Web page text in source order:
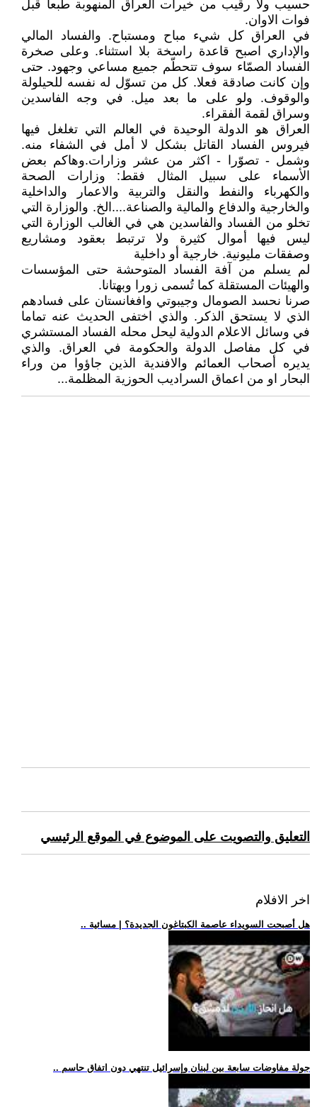
حسيب ولا رقيب من خيرات العراق المنهوبة طبعا قبل
فوات الاوان.
في العراق كل شيء مباح ومستباح. والفساد المالي
والإداري اصبح قاعدة راسخة بلا استثناء. وعلى صخرة
الفساد الصمّاء سوف تتحطّم جميع مساعي وجهود. حتى
وإن كانت صادقة فعلا. كل من تسوّل له نفسه للحيلولة
والوقوف. ولو على ما بعد ميل. في وجه الفاسدين
وسراق لقمة الفقراء.
العراق هو الدولة الوحيدة في العالم التي تغلغل فيها
فيروس الفساد القاتل بشكل لا أمل في الشفاء منه.
وشمل - تصوّرا - اكثر من عشر وزارات.وهاكم بعض
الأسماء على سبيل المثال فقط: وزارات الصحة
والكهرباء والنفط والنقل والتربية والاعمار والداخلية
والخارجية والدفاع والمالية والصناعة....الخ. والوزارة التي
تخلو من الفساد والفاسدين هي في الغالب الوزارة التي
ليس فيها أموال كثيرة ولا ترتبط بعقود ومشاريع
وصفقات مليونية. خارجية أو داخلية
لم يسلم من آفة الفساد المتوحشة حتى المؤسسات
والهيئات المستقلة كما تُسمى زورا وبهتانا.
صرنا نحسد الصومال وجيبوتي وافغانستان على فسادهم
الذي لا يستحق الذكر. والذي اختفى الحديث عنه تماما
في وسائل الاعلام الدولية ليحل محله الفساد المستشري
في كل مفاصل الدولة والحكومة في العراق. والذي
يديره أصحاب العمائم والافندية الذين جاؤوا من وراء
البحار او من اعماق السراديب الحوزية المظلمة...
التعليق والتصويت على الموضوع في الموقع الرئيسي
اخر الافلام
.. هل أصبحت السويداء عاصمة الكبتاغون الجديدة؟ | مسائية
.. جولة مفاوضات سابعة بين لبنان وإسرائيل تنتهي دون اتفاق حاسم